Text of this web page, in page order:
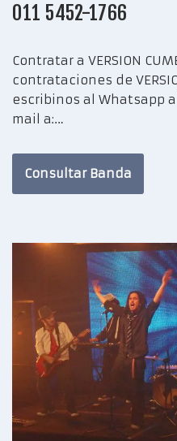
011 5452-1766
Contratar a VERSION
contrataciones de
escribinos al Whatsapp
mail a:…
Consultar Banda